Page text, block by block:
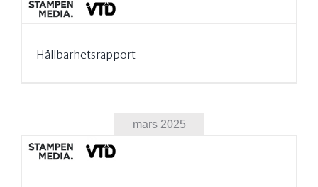
Hållbarhetsrapport
mars 2025